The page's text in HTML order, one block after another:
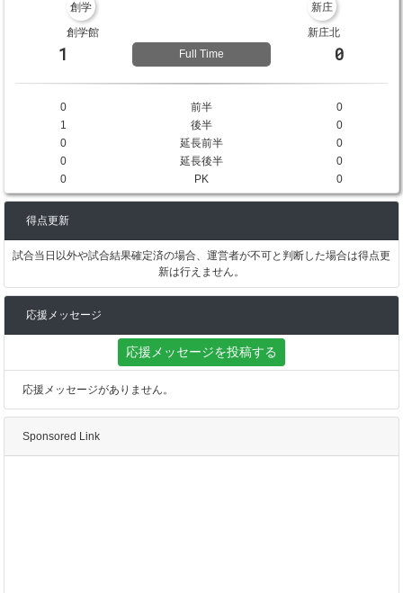
創学
創学館
新庄
新庄北
1 Full Time 0
0 前半
0
1
後半
0
0
延長前半
0
0
延長後半
0
0
PK 0
得点更新
試合当日以外や試合結果確定済の場合、運営者が不可と判断した場合は得点更
新は行えません。
応援メッセージ
応援メッセージを投稿する
応援メッセージがありません。
Sponsored Link